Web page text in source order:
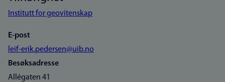
Institutt for geovitenskap
E-post
leif-erik.pedersen@uib.no
Besøksadresse
Allégaten 41